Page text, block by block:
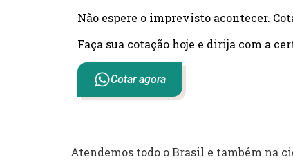
Não espere o imprevisto acontecer.
Faça sua cotação hoje e dirija com a
Cotar agora
Atendemos todo o Brasil e também na